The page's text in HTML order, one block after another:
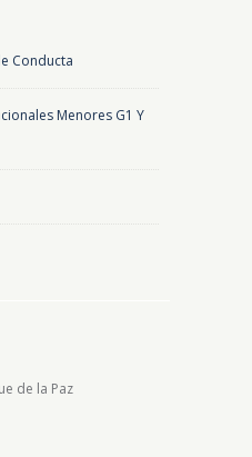
Conducta
Menores G1 Y
de la Paz